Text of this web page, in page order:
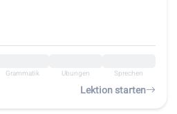
Grammatik Übungen Sprechen
Lektion starten